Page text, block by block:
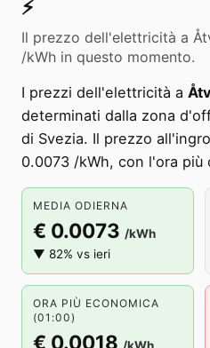
⚡️
Il prezzo dell'elettricità a
/kWh in questo momento.
I prezzi dell'elettricità a
determinati dalla zona
di Svezia. Il prezzo
0.0073 /kWh, con l'ora
MEDIA ODIERNA
€ 0.0073 /kWh
▼ 82% vs ieri
ORA PIÙ ECONOMICA
(01:00)
€ 0.0018